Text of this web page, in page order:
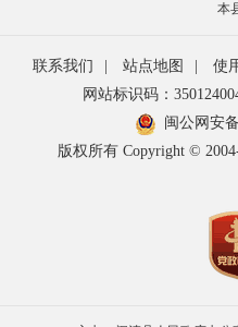
本
联系我们 站点地图 使
网站标识码：
闽公网安备
版权所有 Copyright ©